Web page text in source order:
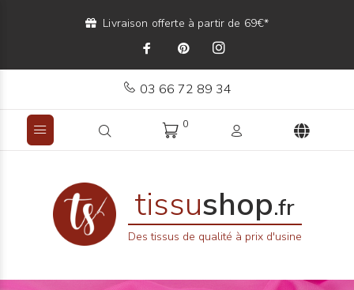
Livraison offerte à partir de 69€*
03 66 72 89 34
0
tissushop.fr
Des tissus de qualité à prix d'usine